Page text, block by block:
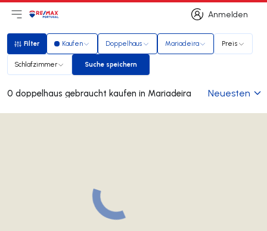
Anmelden
Anmelden
Hauptmenü öffnen
LogoZur Startseite
Filter
Filter Kaufen Doppelhaus Mariadeira Preis
Schlafzimmer Suche speichern
Suche speichern
0 doppelhaus gebraucht kaufen in Mariadeira Neuesten